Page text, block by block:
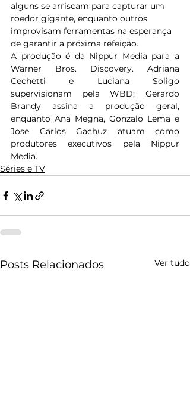
alguns se arriscam para capturar um
roedor gigante, enquanto outros
improvisam ferramentas na esperança
de garantir a próxima refeição.
A produção é da Nippur Media para a
Warner Bros. Discovery. Adriana
Cechetti e Luciana Soligo
supervisionam pela WBD; Gerardo
Brandy assina a produção geral,
enquanto Ana Megna, Gonzalo Lema e
Jose Carlos Gachuz atuam como
produtores executivos pela Nippur
Media.
Séries e TV
Posts Relacionados Ver tudo